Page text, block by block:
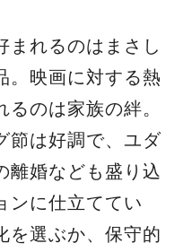
まれるのはまさし
。映画に対する熱
のは家族の絆。
節は好調で、ユダ
離婚なども盛り込
ンに仕立ててい
を選ぶか、保守的